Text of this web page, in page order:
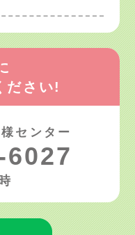
ださい!
センター